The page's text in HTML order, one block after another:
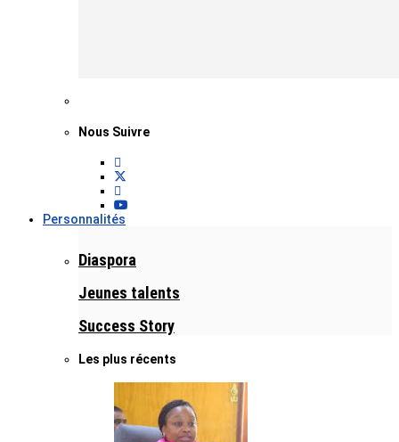
Nous Suivre
Personnalités
Diaspora
Jeunes talents
Success Story
Les plus récents